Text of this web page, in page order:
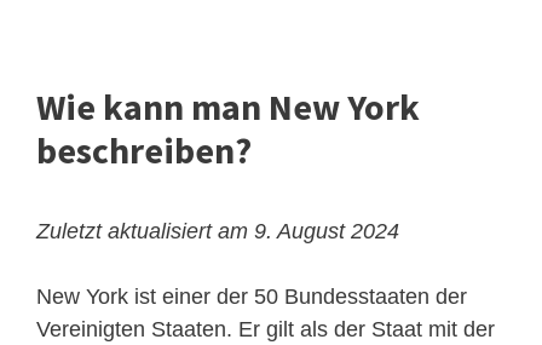
Wie kann man New York
beschreiben?
Zuletzt aktualisiert am 9. August 2024
New York ist einer der 50 Bundesstaaten der
Vereinigten Staaten. Er gilt als der Staat mit der